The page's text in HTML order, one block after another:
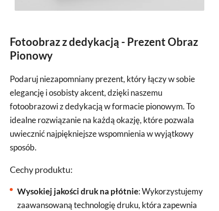
Fotoobraz z dedykacją - Prezent Obraz
Pionowy
Podaruj niezapomniany prezent, który łączy w sobie
elegancję i osobisty akcent, dzięki naszemu
fotoobrazowi z dedykacją w formacie pionowym. To
idealne rozwiązanie na każdą okazję, które pozwala
uwiecznić najpiękniejsze wspomnienia w wyjątkowy
sposób.
Cechy produktu:
Wysokiej jakości druk na płótnie: Wykorzystujemy
zaawansowaną technologię druku, która zapewnia